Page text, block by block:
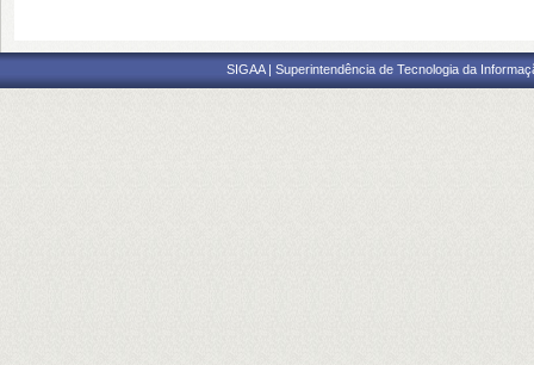
SIGAA | Superintendência de Tecnologia da